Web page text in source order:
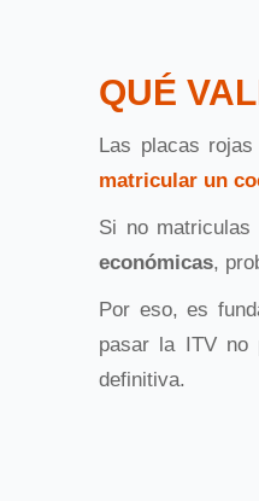
QUÉ
Las placas
matricular un
Si no matriculas
económicas,
Por eso, es
pasar la ITV no
definitiva.